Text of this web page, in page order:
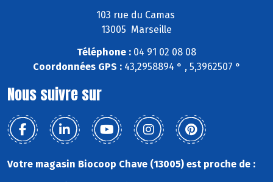
103 rue du Camas
13005 Marseille
Téléphone : 04 91 02 08 08
Coordonnées GPS :43,2958894 ° , 5,3962507 °
Nous suivre sur
Votre magasin Biocoop Chave (13005) est proche de :